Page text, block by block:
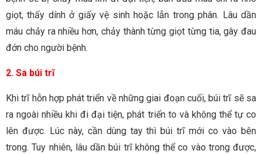
giọt, thấy dính ở giấy vệ sinh hoặc lẫn trong phân. Lâu dần
máu chảy ra nhiều hơn, chảy thành từng giọt từng tia, gây đau
đớn cho người bệnh.
2. Sa búi trĩ
Khi trĩ hỗn hợp phát triển về những giai đoạn cuối, búi trĩ sẽ sa
ra ngoài nhiều khi đi đại tiện, phát triển to và không thể tự co
lên được. Lúc này, cần dùng tay thì búi trĩ mới co vào bên
trong. Tuy nhiên, lâu dần búi trĩ không thể co vào trong được,